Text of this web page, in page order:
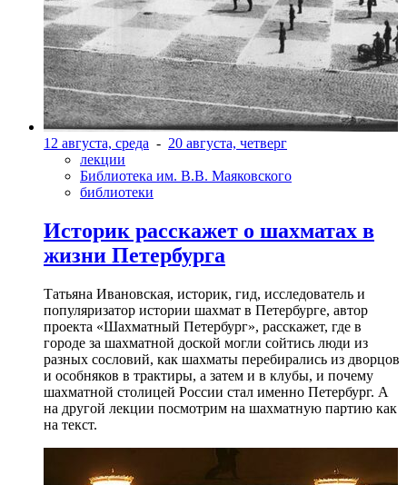
12 августа, среда - 20 августа, четверг
лекции
Библиотека им. В.В. Маяковского
библиотеки
Историк расскажет о шахматах в
жизни Петербурга
Татьяна Ивановская, историк, гид, исследователь и
популяризатор истории шахмат в Петербурге, автор
проекта «Шахматный Петербург», расскажет, где в
городе за шахматной доской могли сойтись люди из
разных сословий, как шахматы перебирались из дворцов
и особняков в трактиры, а затем и в клубы, и почему
шахматной столицей России стал именно Петербург. А
на другой лекции посмотрим на шахматную партию как
на текст.